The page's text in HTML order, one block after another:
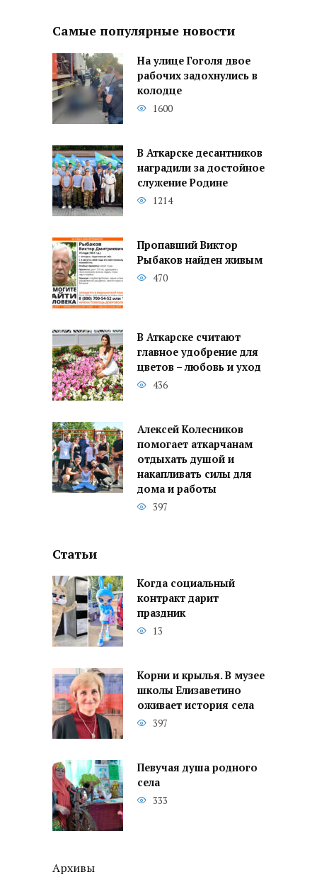
Самые популярные новости
На улице Гоголя двое
рабочих задохнулись в
колодце
1600
В Аткарске десантников
наградили за достойное
служение Родине
1214
Пропавший Виктор
Рыбаков найден живым
470
В Аткарске считают
главное удобрение для
цветов – любовь и уход
436
Алексей Колесников
помогает аткарчанам
отдыхать душой и
накапливать силы для
дома и работы
397
Статьи
Когда социальный
контракт дарит
праздник
13
Корни и крылья. В музее
школы Елизаветино
оживает история села
397
Певучая душа родного
села
333
Архивы